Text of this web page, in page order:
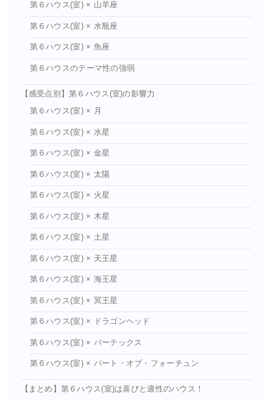
第６ハウス(室) × 山羊座
第６ハウス(室) × 水瓶座
第６ハウス(室) × 魚座
第６ハウスのテーマ性の強弱
【感受点別】第６ハウス(室)の影響力
第６ハウス(室) × 月
第６ハウス(室) × 水星
第６ハウス(室) × 金星
第６ハウス(室) × 太陽
第６ハウス(室) × 火星
第６ハウス(室) × 木星
第６ハウス(室) × 土星
第６ハウス(室) × 天王星
第６ハウス(室) × 海王星
第６ハウス(室) × 冥王星
第６ハウス(室) × ドラゴンヘッド
第６ハウス(室) × バーテックス
第６ハウス(室) × パート・オブ・フォーチュン
【まとめ】第６ハウス(室)は喜びと適性のハウス！